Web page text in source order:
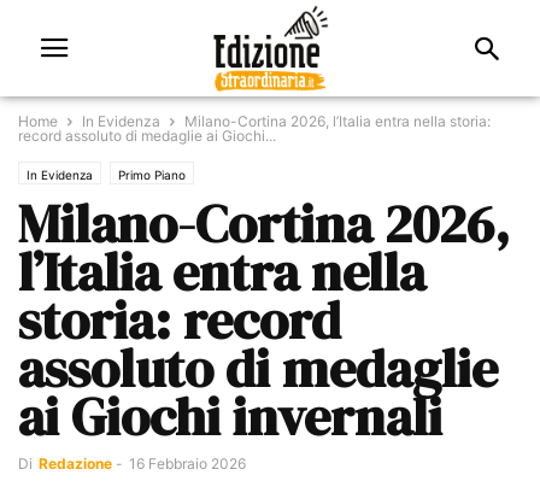
Home In Evidenza
Milano-Cortina 2026, l’Italia entra nella storia:
record assoluto di medaglie ai Giochi...
In Evidenza Primo Piano
Milano-Cortina 2026,
l’Italia entra nella
storia: record
assoluto di medaglie
ai Giochi invernali
Di Redazione - 16 Febbraio 2026